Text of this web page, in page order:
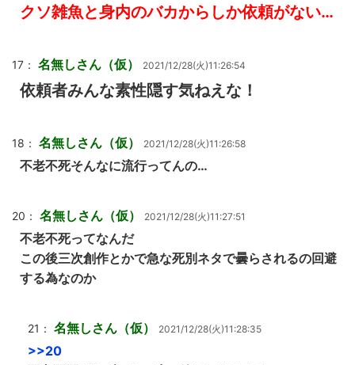
クソ雑魚と身内のバカからしか依頼がない…
17： 名無しさん（仮） 2021/12/28(火)11:26:54
依頼者みんな素性隠す気ねえな！
18： 名無しさん（仮） 2021/12/28(火)11:26:58
不老不死そんなに流行ってんの…
20： 名無しさん（仮） 2021/12/28(火)11:27:51
不老不死ってなんだ
この後三次創作とかで急な死別ネタで曇らされるの回避
する為なのか
21： 名無しさん（仮） 2021/12/28(火)11:28:35
>>20